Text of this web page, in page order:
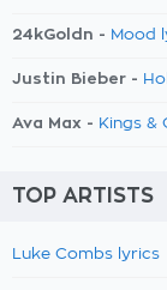
24kGoldn - Mood
Justin Bieber -
Ava Max - Kings &
TOP ARTISTS
Luke Combs lyrics